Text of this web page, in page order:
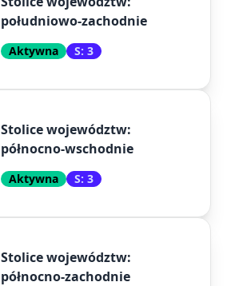
południowo-zachodnie
Aktywna S: 3
Stolice województw:
północno-wschodnie
Aktywna S: 3
Stolice województw:
północno-zachodnie